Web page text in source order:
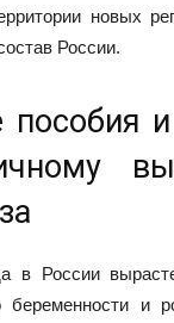
новых
России.
пособия
в России
беременности и